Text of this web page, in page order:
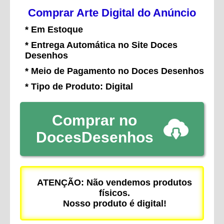
Comprar Arte Digital do Anúncio
* Em Estoque
* Entrega Automática no Site Doces
Desenhos
* Meio de Pagamento no Doces Desenhos
* Tipo de Produto: Digital
Comprar no
DocesDesenhos
ATENÇÃO: Não vendemos produtos
físicos.
Nosso produto é digital!